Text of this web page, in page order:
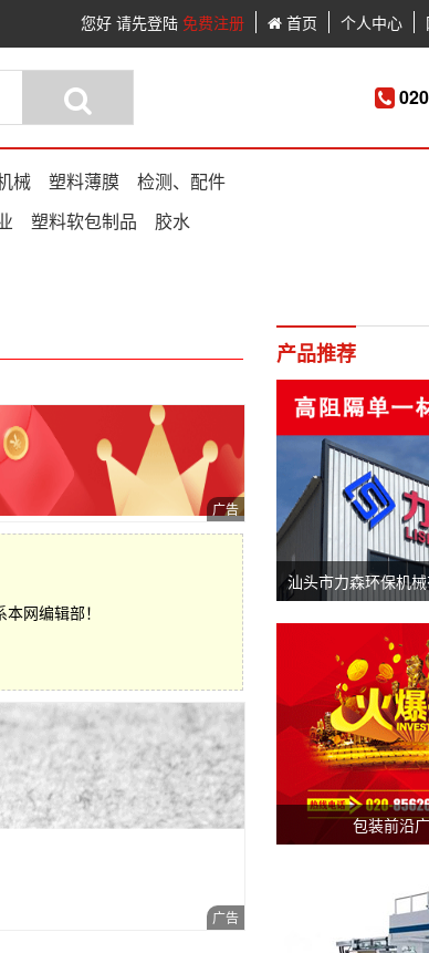
您好 请先登陆 免费注册 首页 个人中心
械 塑料薄膜
检测、配件
塑料软包制品 胶水
网编辑部！
产品推荐
包装前沿